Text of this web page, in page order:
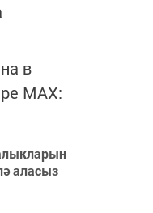
в
MАХ:
аласыз